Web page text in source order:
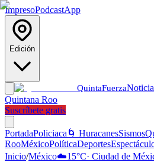
ImpresoPodcastApp
Edición
QuintaFuerza
Quintana Roo
Suscríbete gratis
PortadaPoliciaca 🌀 HuracanesSismos
RooMéxicoPolíticaDeportes
Inicio/México☁️15°C· Ciudad de